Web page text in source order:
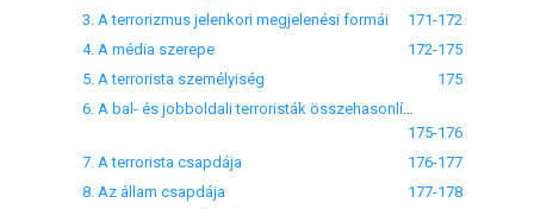
3. A terrorizmus jelenkori megjelenési formái
171-172
4. A média szerepe
172-175
5. A terrorista személyiség
175
175-176
7. A terrorista csapdája
176-177
8. Az állam csapdája
177-178